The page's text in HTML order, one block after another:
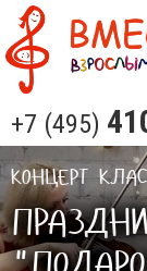
+7 (495)
КОНЦЕРТ